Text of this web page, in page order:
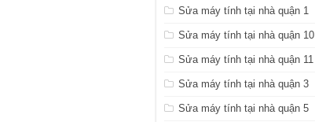
Sửa máy tính tại nhà quận 1
Sửa máy tính tại nhà quận 10
Sửa máy tính tại nhà quận 11
Sửa máy tính tại nhà quận 3
Sửa máy tính tại nhà quận 5